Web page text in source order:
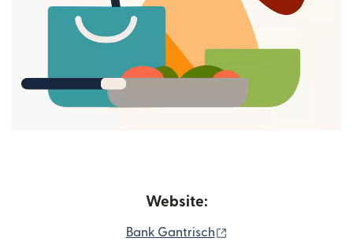
Website:
Bank Gantrisch